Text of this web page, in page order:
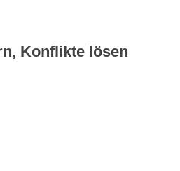
Konflikte lösen